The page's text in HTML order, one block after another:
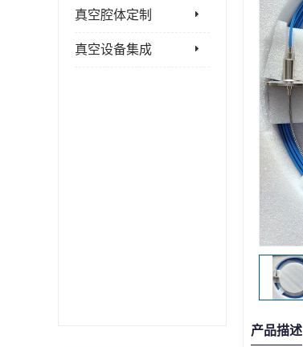
真空腔体定制
真空设备集成
产品描述